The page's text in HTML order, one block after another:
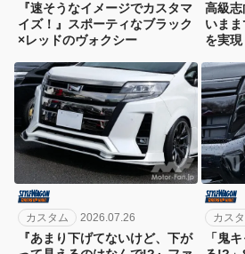
『速そうなイメージでカスタマ
イズ！』スポーティなブラック
×レッドのヴォクシー
高級
いま
を実現
カスタム 2026.07.26
『あまり下げてないけど、下が
カス
「鬼